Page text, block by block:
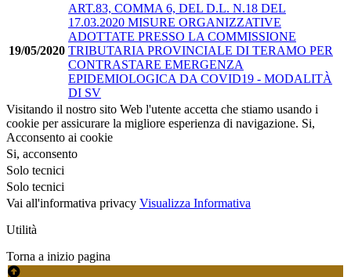
19/05/2020
ART.83, COMMA 6, DEL D.L. N.18 DEL
17.03.2020 MISURE ORGANIZZATIVE
ADOTTATE PRESSO LA COMMISSIONE
TRIBUTARIA PROVINCIALE DI TERAMO PER
CONTRASTARE EMERGENZA
EPIDEMIOLOGICA DA COVID19 - MODALITÀ
DI SV
Visitando il nostro sito Web l'utente accetta che stiamo usando i
cookie per assicurare la migliore esperienza di navigazione. Si,
Acconsento ai cookie
Si, acconsento
Solo tecnici
Solo tecnici
Vai all'informativa privacy Visualizza Informativa
Utilità
Torna a inizio pagina